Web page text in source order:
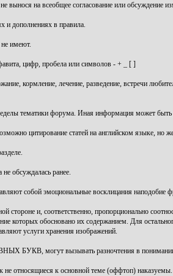
вынося на всеобщее согласование или обсуждение
и дополнениях в правила.
не имеют.
цифр, пробела или символов - + _ [ ]
кормление, лечение, разведение, встречи
тематики форума. Иная информация может
цитирование статей на английском языке, но
обсуждалась ранее.
собой эмоциональные восклицания наподобие
и, соответственно, пропорционально
которых обосновано их содержанием. Для
услуги хранения изображений.
БУКВ, могут вызывать разночтения в
не относящиеся к основной теме (оффтоп) наказуемы.